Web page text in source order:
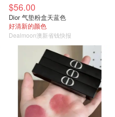
$56.00
Dior 气垫粉盒天蓝色
好清新的颜色
Dealmoon澳新省钱快报